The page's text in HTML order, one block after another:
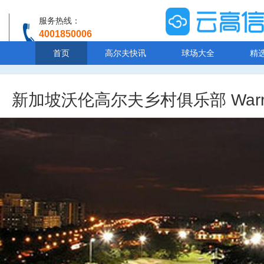
服务热线：
4001850006
首页 高尔夫快讯 球场大全 精
新加坡沃伦高尔夫乡村俱乐部